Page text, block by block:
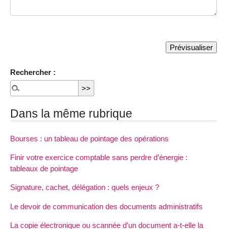
Rechercher :
Dans la même rubrique
Bourses : un tableau de pointage des opérations
Finir votre exercice comptable sans perdre d’énergie :
tableaux de pointage
Signature, cachet, délégation : quels enjeux ?
Le devoir de communication des documents administratifs
La copie électronique ou scannée d’un document a-t-elle la